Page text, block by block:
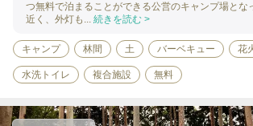
つ無料で泊まることができる公営のキャンプ場とな
近く、外灯も... 続きを読む >
キャンプ 林間 土 バーベキュー 花
水洗トイレ 複合施設 無料